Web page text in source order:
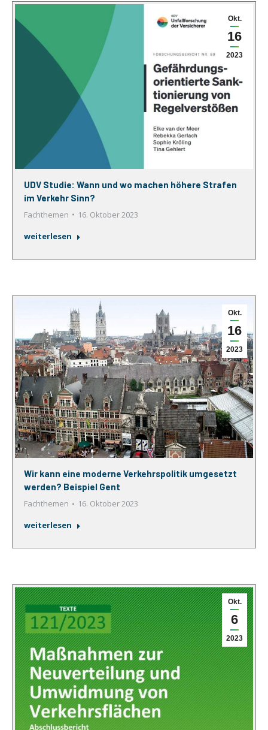
Okt.
16
2023
UDV Studie: Wann und wo machen höhere Strafen
im Verkehr Sinn?
Fachthemen
16. Oktober 2023
weiterlesen
Okt.
16
2023
Wir kann eine moderne Verkehrspolitik umgesetzt
werden? Beispiel Gent
Fachthemen
16. Oktober 2023
weiterlesen
Okt.
6
2023